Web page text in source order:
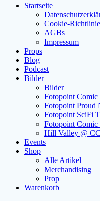
Startseite
Cookie-
AGBs
Impressum
Props
Blog
Podcast
Bilder
Bilder
Fotopoint
Fotopoint Proud
Fotopoint SciFi
Fotopoint Comic
Hill Valley @
Events
Shop
Alle Artikel
Merchandising
Prop
Warenkorb